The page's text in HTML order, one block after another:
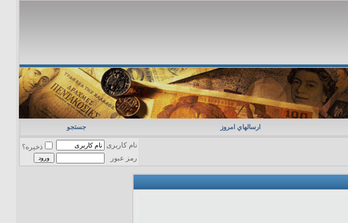
ارسالهاي امروز جستجو
نام کاربری
ذخیره؟
رمز عبور